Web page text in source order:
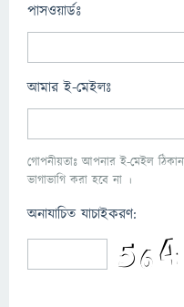
পাসওয়ার্ডঃ
আমার ই-মেইলঃ
গোপনীয়তাঃ আপনার ই-মেইল
ভাগাভাগি করা হবে না ।
অনাযাচিত যাচাইকরণ: